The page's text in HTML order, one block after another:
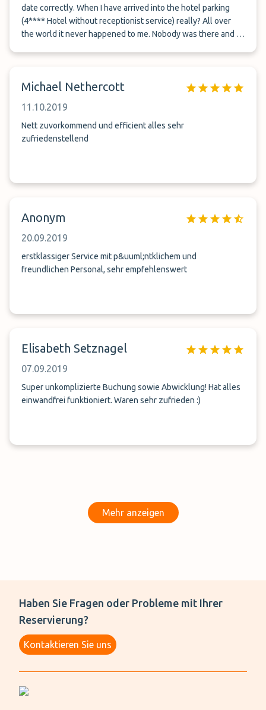
date correctly. When I have arrived into the hotel parking
(4**** Hotel without receptionist service) really? All over
the world it never happened to me. Nobody was there and of
can I solve my issue.
Michael Nethercott
11.10.2019
Nett zuvorkommend und efficient alles sehr
zufriedenstellend
Anonym
20.09.2019
erstklassiger Service mit p&uuml;ntklichem und
freundlichen Personal, sehr empfehlenswert
Elisabeth Setznagel
07.09.2019
Super unkomplizierte Buchung sowie Abwicklung! Hat alles
einwandfrei funktioniert. Waren sehr zufrieden :)
Mehr anzeigen
Haben Sie Fragen oder Probleme mit Ihrer
Reservierung?
Kontaktieren Sie uns